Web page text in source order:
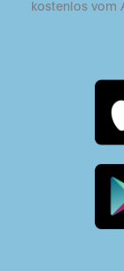
kostenlos vom